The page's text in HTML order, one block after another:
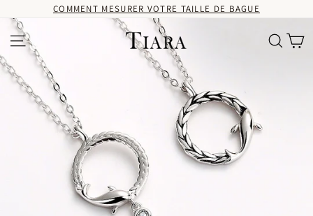
au
contenu
COMMENT MESURER VOTRE TAILLE DE BAGUE
Navigation